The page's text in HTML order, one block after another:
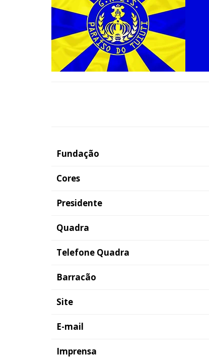
Fundação
Cores
Presidente
Quadra
Telefone Quadra
Barracão
Site
E-mail
Imprensa